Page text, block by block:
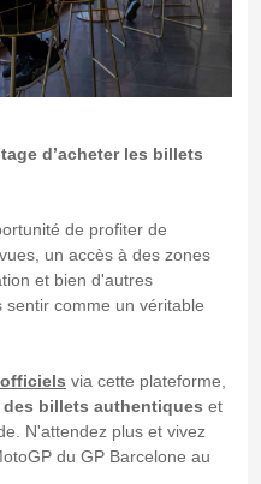
d’acheter les billets
de profiter de
un accès à des zones
et bien d'autres
comme un véritable
via cette plateforme,
des billets authentiques et
N'attendez plus et vivez
du GP Barcelone au